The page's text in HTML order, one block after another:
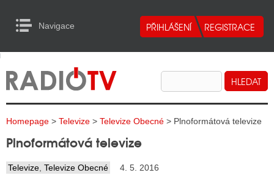
Navigace
RADIA
TELEVIZE
INTERNET
TISK
to Content
Homepage > Televize > Televize Obecné > Plnoformátová televize
Plnoformátová televize
Televize Televize Obecné 4. 5. 2016